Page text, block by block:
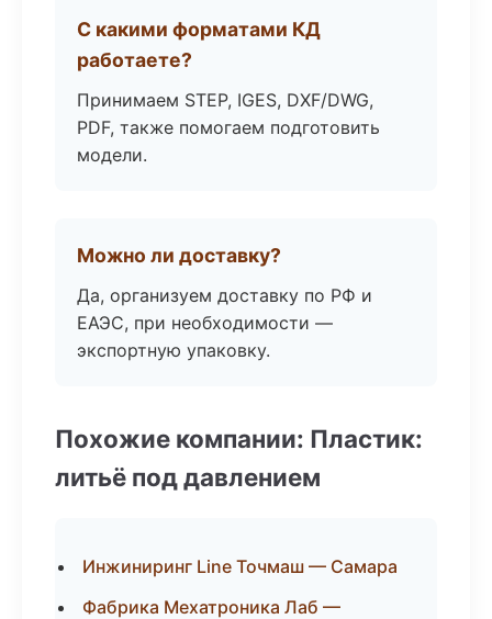
С какими форматами КД
работаете?
Принимаем STEP, IGES, DXF/DWG,
PDF, также помогаем подготовить
модели.
Можно ли доставку?
Да, организуем доставку по РФ и
ЕАЭС, при необходимости —
экспортную упаковку.
Похожие компании: Пластик:
литьё под давлением
Инжиниринг Line Точмаш — Самара
Фабрика Мехатроника Лаб —